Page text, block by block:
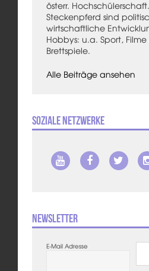
österr. Hochschülerschaft.
Steckenpferd sind
wirtschaftliche
Hobbys: u.a. Sport,
Brettspiele.
Alle Beiträge ansehen
Soziale Netzwerke
Newsletter
E-Mail Adresse